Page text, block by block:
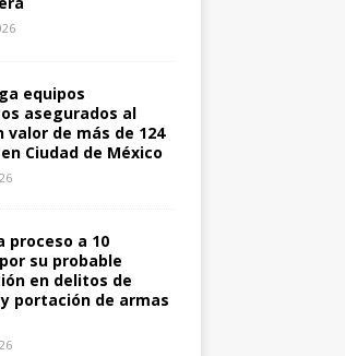
equipos
asegurados al
valor de más de 124
Ciudad de México
proceso a 10
su probable
en delitos de
portación de armas